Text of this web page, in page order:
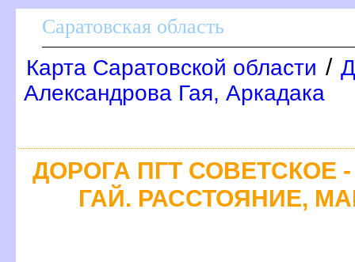
Саратовская область
Карта Саратовской области /
Александрова Гая, Аркадака
ДОРОГА ПГТ
ГАЙ. РАССТОЯНИЕ,